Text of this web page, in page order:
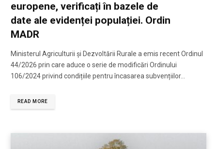
europene, verificați în bazele de
date ale evidenței populației. Ordin
MADR
Ministerul Agriculturii și Dezvoltării Rurale a emis recent Ordinul
44/2026 prin care aduce o serie de modificări Ordinului
106/2024 privind condițiile pentru încasarea subvențiilor…
READ MORE